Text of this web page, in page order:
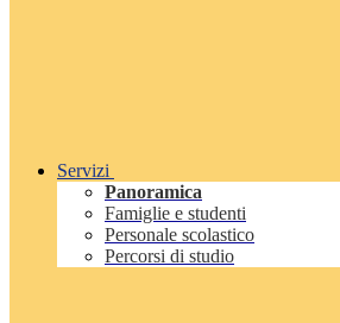
Servizi
Panoramica
Famiglie e studenti
Personale scolastico
Percorsi di studio